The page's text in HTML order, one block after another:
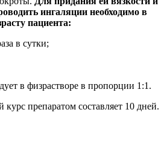
ингаляции необходимо в
пациента:
в сутки;
в физрастворе в пропорции 1:1.
курс препаратом составляет 10 дней.